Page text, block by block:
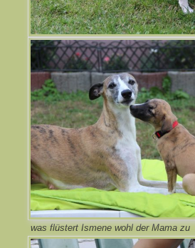
was flüstert Ismene wohl der Mama zu